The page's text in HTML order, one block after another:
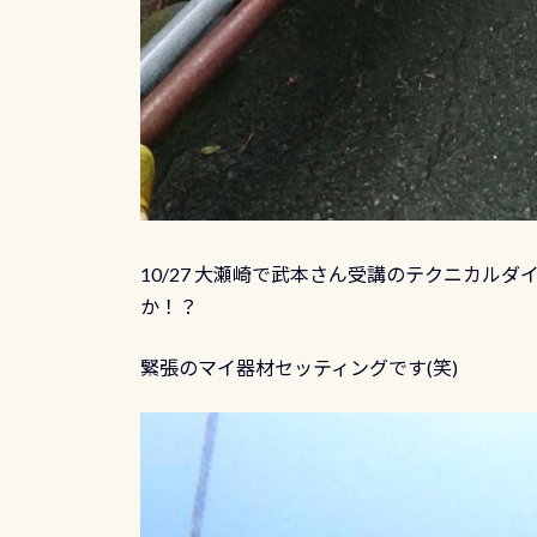
10/27 大瀬崎で武本さん受講のテクニカルダ
か！？
緊張のマイ器材セッティングです(笑)